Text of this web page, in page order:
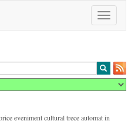
Toggle
navigation
eveniment cultural trece automat in